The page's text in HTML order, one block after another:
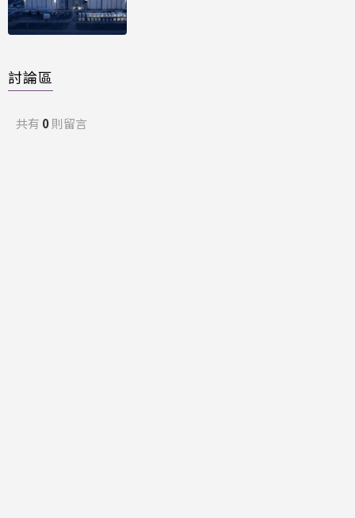
討論區
共有 0則留言